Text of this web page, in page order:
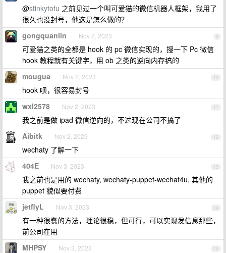
@stinkytofu 之前见过一个叫可爱猫的微信机器人框架，我用了
很久也没封号，他这是怎么做的？
9
gongquanlin Nov 2, 2023
可爱猫之类的全都是 hook 的 pc 微信实现的，搜一下 Pc 微信
hook 教程就有关键字，用 ob 之类的逆向内存搞的
10
mougua Nov 2, 2023
hook 呗，很容易封号
11
wxl2578 Nov 2, 2023
我之前是做 ipad 微信逆向的，不过现在公司不搞了
12
Aibitk Nov 2, 2023
wechaty 了解一下
13
404E Nov 3, 2023
我之前也是用的 wechaty, wechaty-puppet-wechat4u, 其他的
puppet 貌似要付费
14
jetflyL Nov 3, 2023
有一种很蠢的方法，理论很稳，但可行，可以实现发信息那些，
前公司在用
15
MHPSY Nov 3, 2023